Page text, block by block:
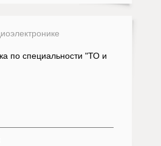
по специальности "ТО и